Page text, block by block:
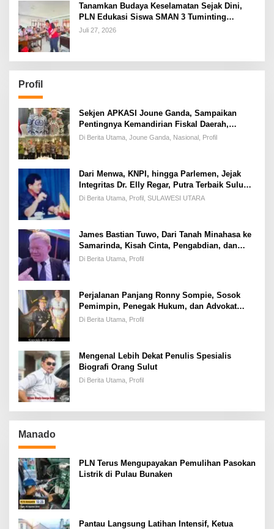
Tanamkan Budaya Keselamatan Sejak Dini,
PLN Edukasi Siswa SMAN 3 Tuminting
Manado Soal Bahaya Listrik
Juli 27, 2026
Profil
Sekjen APKASI Joune Ganda, Sampaikan
Pentingnya Kemandirian Fiskal Daerah,
Dihadapan Pimpinan DPR-RI
Di Berita Utama, Joune Ganda, Nasional, Profil
Dari Menwa, KNPI, hingga Parlemen, Jejak
Integritas Dr. Elly Regar, Putra Terbaik Suluun
yang Disegani Lintas Generasi
Di Berita Utama, Profil, SULAWESI UTARA
James Bastian Tuwo, Dari Tanah Minahasa ke
Samarinda, Kisah Cinta, Pengabdian, dan
Kesuksesan
Di Berita Utama, Profil
Perjalanan Panjang Ronny Sompie, Sosok
Pemimpin, Penegak Hukum, dan Advokat
Keadilan
Di Berita Utama, Profil
Mengenal Lebih Dekat Penulis Spesialis
Biografi Orang Sulut
Di Berita Utama, Profil
Manado
PLN Terus Mengupayakan Pemulihan Pasokan
Listrik di Pulau Bunaken
Pantau Langsung Latihan Intensif, Ketua